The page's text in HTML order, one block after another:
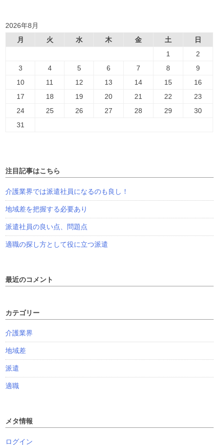
2026年8月
月
火 水 木 金 土
日
1
2
3
4 5 6 7 8
9
10
11 12 13 14 15
16
17
18 19 20 21 22
23
24
25 26 27 28 29
30
31
注目記事はこちら
介護業界では派遣社員になるのも良し！
地域差を把握する必要あり
派遣社員の良い点、問題点
適職の探し方として役に立つ派遣
最近のコメント
カテゴリー
介護業界
地域差
派遣
適職
メタ情報
ログイン